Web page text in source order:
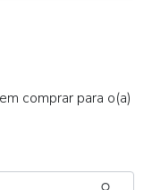
comprar para o(a)